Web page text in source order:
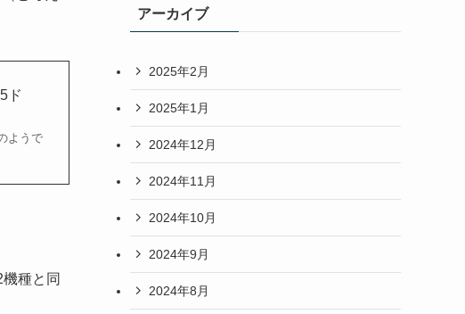
ド
ようで
種と同
アーカイブ
2025年2月
2025年1月
2024年12月
2024年11月
2024年10月
2024年9月
2024年8月